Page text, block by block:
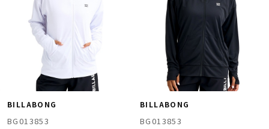
BILLABONG
BG013853
BILLABONG
BG013853